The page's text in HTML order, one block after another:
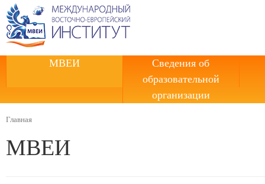
МВЕИ
Сведения об
образовательной
организации
Главная
МВЕИ